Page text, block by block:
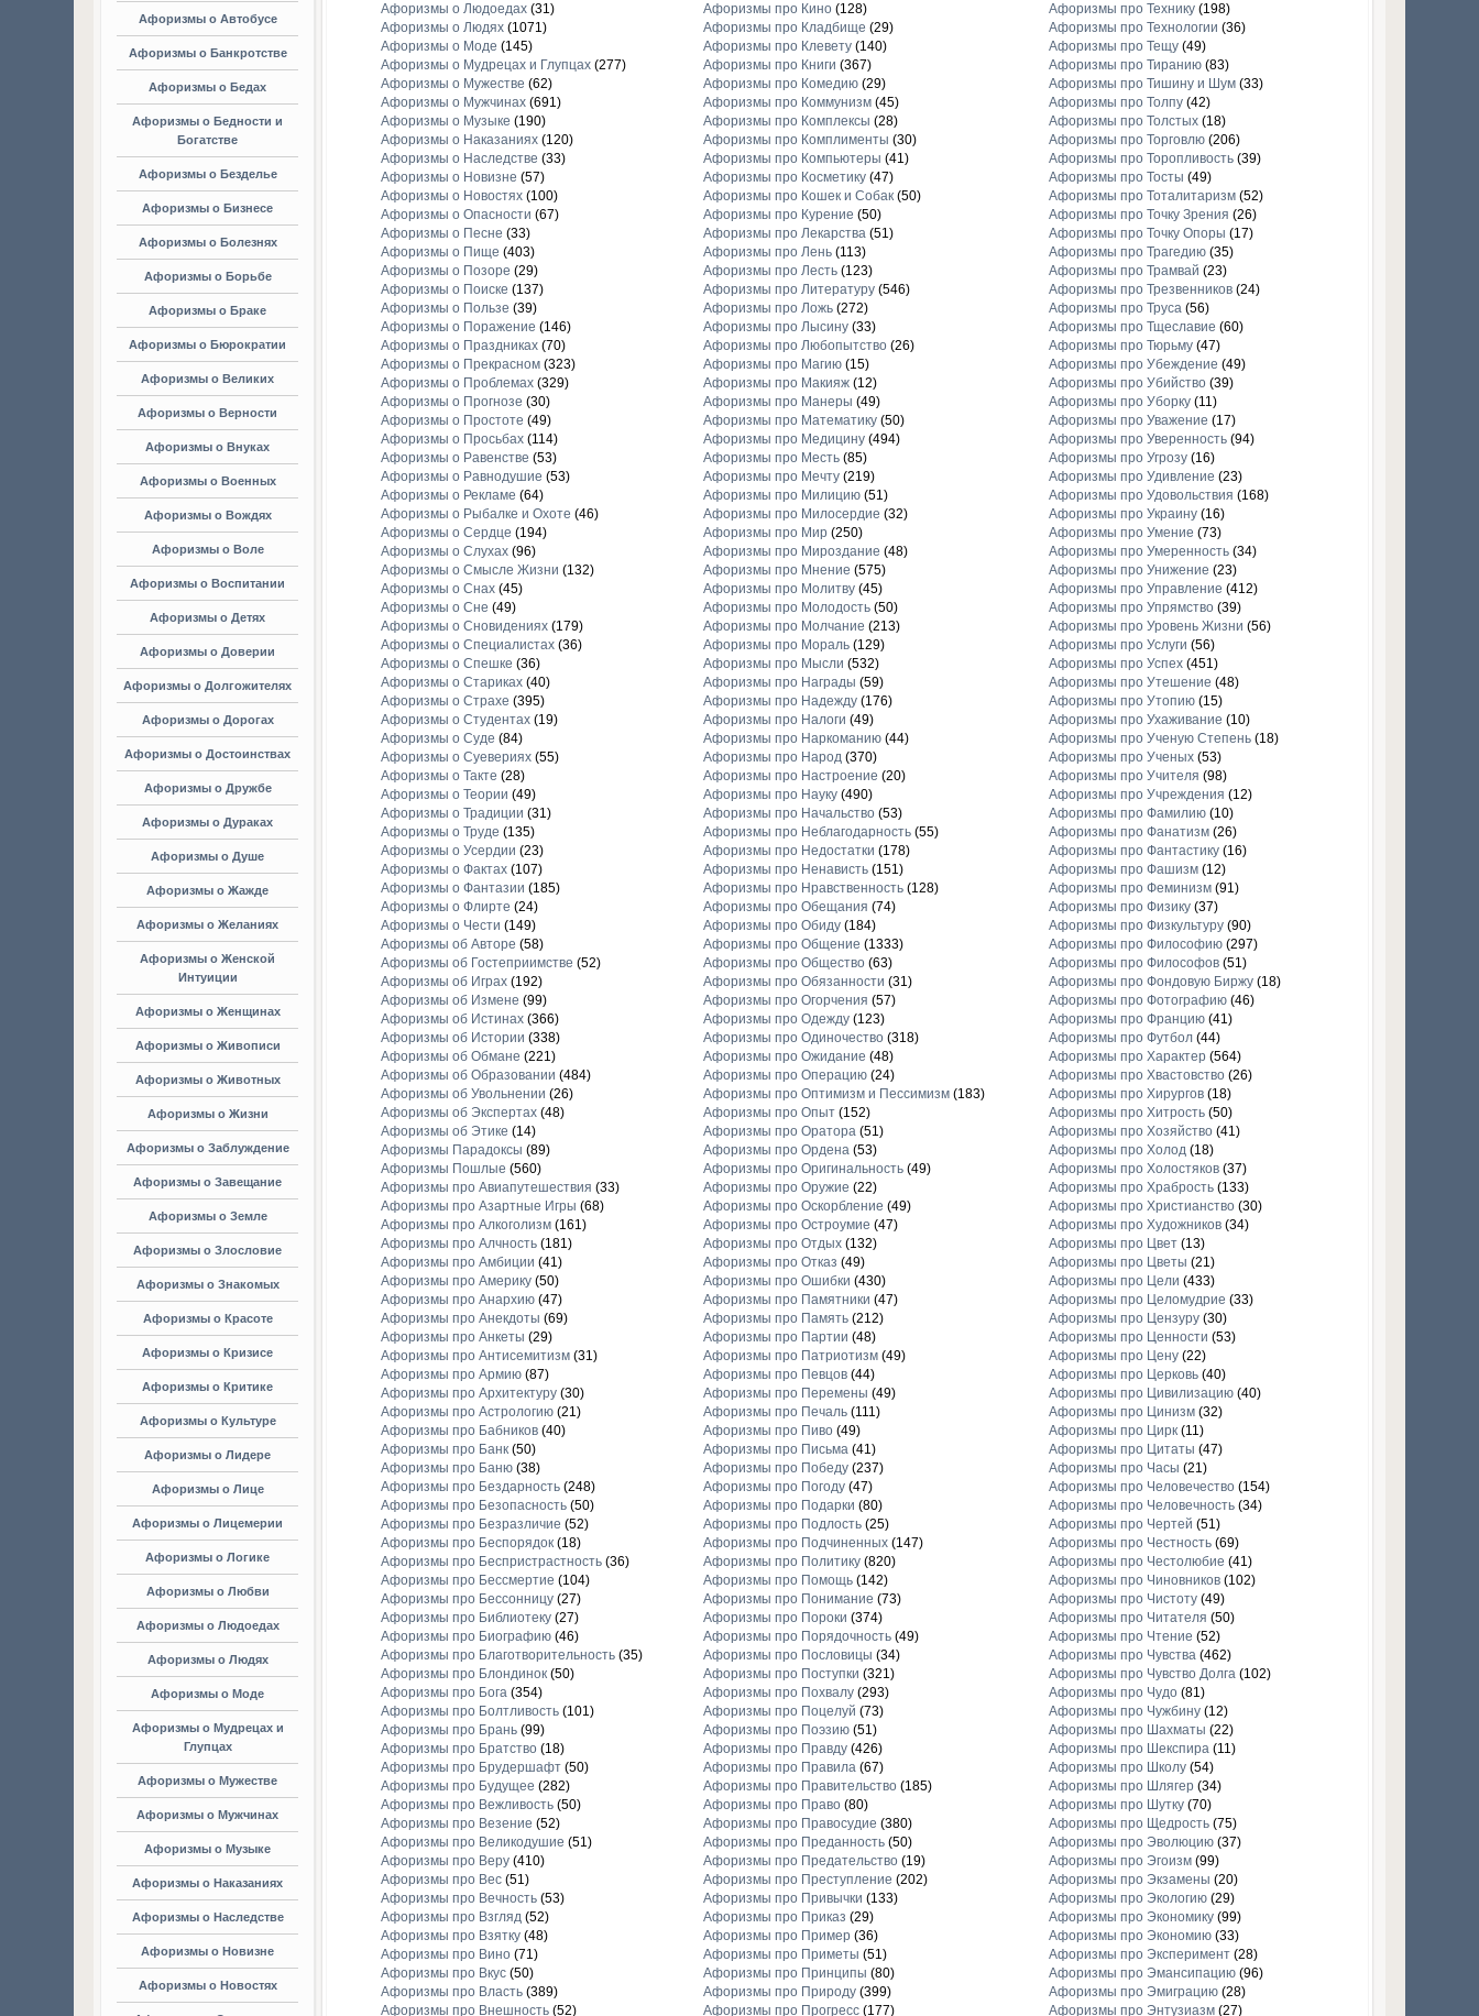
Афоризмы о Автобусе
Афоризмы о Банкротстве
Афоризмы о Бедах
Афоризмы о Бедности и
Богатстве
Афоризмы о Безделье
Афоризмы о Бизнесе
Афоризмы о Болезнях
Афоризмы о Борьбе
Афоризмы о Браке
Афоризмы о Бюрократии
Афоризмы о Великих
Афоризмы о Верности
Афоризмы о Внуках
Афоризмы о Военных
Афоризмы о Вождях
Афоризмы о Воле
Афоризмы о Воспитании
Афоризмы о Детях
Афоризмы о Доверии
Афоризмы о Долгожителях
Афоризмы о Дорогах
Афоризмы о Достоинствах
Афоризмы о Дружбе
Афоризмы о Дураках
Афоризмы о Душе
Афоризмы о Жажде
Афоризмы о Желаниях
Афоризмы о Женской
Интуиции
Афоризмы о Женщинах
Афоризмы о Живописи
Афоризмы о Животных
Афоризмы о Жизни
Афоризмы о Заблуждение
Афоризмы о Завещание
Афоризмы о Земле
Афоризмы о Злословие
Афоризмы о Знакомых
Афоризмы о Красоте
Афоризмы о Кризисе
Афоризмы о Критике
Афоризмы о Культуре
Афоризмы о Лидере
Афоризмы о Лице
Афоризмы о Лицемерии
Афоризмы о Логике
Афоризмы о Любви
Афоризмы о Людоедах
Афоризмы о Людях
Афоризмы о Моде
Афоризмы о Мудрецах и
Глупцах
Афоризмы о Мужестве
Афоризмы о Мужчинах
Афоризмы о Музыке
Афоризмы о Наказаниях
Афоризмы о Наследстве
Афоризмы о Новизне
Афоризмы о Новостях
Афоризмы о Людоедах(31)
Афоризмы о Людях(1071)
Афоризмы о Моде (145)
Афоризмы о Мудрецах и Глупцах(277)
Афоризмы о Мужестве (62)
Афоризмы о Мужчинах(691)
Афоризмы о Музыке (190)
Афоризмы о Наказаниях(120)
Афоризмы о Наследстве (33)
Афоризмы о Новизне (57)
Афоризмы о Новостях(100)
Афоризмы о Опасности (67)
Афоризмы о Песне (33)
Афоризмы о Пище (403)
Афоризмы о Позоре (29)
Афоризмы о Поиске (137)
Афоризмы о Пользе (39)
Афоризмы о Поражение (146)
Афоризмы о Праздниках(70)
Афоризмы о Прекрасном(323)
Афоризмы о Проблемах(329)
Афоризмы о Прогнозе (30)
Афоризмы о Простоте (49)
Афоризмы о Просьбах(114)
Афоризмы о Равенстве (53)
Афоризмы о Равнодушие (53)
Афоризмы о Рекламе (64)
Афоризмы о Рыбалке и Охоте (46)
Афоризмы о Сердце (194)
Афоризмы о Слухах(96)
Афоризмы о Смысле Жизни (132)
Афоризмы о Снах(45)
Афоризмы о Сне (49)
Афоризмы о Сновидениях(179)
Афоризмы о Специалистах(36)
Афоризмы о Спешке (36)
Афоризмы о Стариках(40)
Афоризмы о Страхе (395)
Афоризмы о Студентах(19)
Афоризмы о Суде (84)
Афоризмы о Суевериях(55)
Афоризмы о Такте (28)
Афоризмы о Теории (49)
Афоризмы о Традиции (31)
Афоризмы о Труде (135)
Афоризмы о Усердии (23)
Афоризмы о Фактах(107)
Афоризмы о Фантазии (185)
Афоризмы о Флирте (24)
Афоризмы о Чести (149)
Афоризмы об Авторе (58)
Афоризмы об Гостеприимстве (52)
Афоризмы об Играх(192)
Афоризмы об Измене (99)
Афоризмы об Истинах(366)
Афоризмы об Истории (338)
Афоризмы об Обмане (221)
Афоризмы об Образовании (484)
Афоризмы об Увольнении (26)
Афоризмы об Экспертах(48)
Афоризмы об Этике (14)
Афоризмы Парадоксы (89)
Афоризмы Пошлые (560)
Афоризмы про Авиапутешествия (33)
Афоризмы про Азартные Игры (68)
Афоризмы про Алкоголизм(161)
Афоризмы про Алчность(181)
Афоризмы про Амбиции (41)
Афоризмы про Америку(50)
Афоризмы про Анархию(47)
Афоризмы про Анекдоты (69)
Афоризмы про Анкеты (29)
Афоризмы про Антисемитизм(31)
Афоризмы про Армию(87)
Афоризмы про Архитектуру(30)
Афоризмы про Астрологию(21)
Афоризмы про Бабников(40)
Афоризмы про Банк(50)
Афоризмы про Баню(38)
Афоризмы про Бездарность(248)
Афоризмы про Безопасность(50)
Афоризмы про Безразличие (52)
Афоризмы про Беспорядок(18)
Афоризмы про Беспристрастность(36)
Афоризмы про Бессмертие (104)
Афоризмы про Бессонницу(27)
Афоризмы про Библиотеку(27)
Афоризмы про Биографию(46)
Афоризмы про Благотворительность(35)
Афоризмы про Блондинок(50)
Афоризмы про Бога(354)
Афоризмы про Болтливость(101)
Афоризмы про Брань(99)
Афоризмы про Братство(18)
Афоризмы про Брудершафт(50)
Афоризмы про Будущее (282)
Афоризмы про Вежливость(50)
Афоризмы про Везение (52)
Афоризмы про Великодушие (51)
Афоризмы про Веру(410)
Афоризмы про Вес(51)
Афоризмы про Вечность(53)
Афоризмы про Взгляд(52)
Афоризмы про Взятку(48)
Афоризмы про Вино(71)
Афоризмы про Вкус(50)
Афоризмы про Власть(389)
Афоризмы про Внешность(52)
Афоризмы про Кино(128)
Афоризмы про Кладбище (29)
Афоризмы про Клевету(140)
Афоризмы про Книги (367)
Афоризмы про Комедию(29)
Афоризмы про Коммунизм(45)
Афоризмы про Комплексы (28)
Афоризмы про Комплименты (30)
Афоризмы про Компьютеры (41)
Афоризмы про Косметику(47)
Афоризмы про Кошек и Собак(50)
Афоризмы про Курение (50)
Афоризмы про Лекарства(51)
Афоризмы про Лень(113)
Афоризмы про Лесть(123)
Афоризмы про Литературу(546)
Афоризмы про Ложь(272)
Афоризмы про Лысину(33)
Афоризмы про Любопытство(26)
Афоризмы про Магию(15)
Афоризмы про Макияж(12)
Афоризмы про Манеры (49)
Афоризмы про Математику(50)
Афоризмы про Медицину(494)
Афоризмы про Месть(85)
Афоризмы про Мечту(219)
Афоризмы про Милицию(51)
Афоризмы про Милосердие (32)
Афоризмы про Мир(250)
Афоризмы про Мироздание (48)
Афоризмы про Мнение (575)
Афоризмы про Молитву(45)
Афоризмы про Молодость(50)
Афоризмы про Молчание (213)
Афоризмы про Мораль(129)
Афоризмы про Мысли (532)
Афоризмы про Награды (59)
Афоризмы про Надежду(176)
Афоризмы про Налоги (49)
Афоризмы про Наркоманию(44)
Афоризмы про Народ(370)
Афоризмы про Настроение (20)
Афоризмы про Науку(490)
Афоризмы про Начальство(53)
Афоризмы про Неблагодарность(55)
Афоризмы про Недостатки (178)
Афоризмы про Ненависть(151)
Афоризмы про Нравственность(128)
Афоризмы про Обещания (74)
Афоризмы про Обиду(184)
Афоризмы про Общение (1333)
Афоризмы про Общество(63)
Афоризмы про Обязанности (31)
Афоризмы про Огорчения (57)
Афоризмы про Одежду(123)
Афоризмы про Одиночество(318)
Афоризмы про Ожидание (48)
Афоризмы про Операцию(24)
Афоризмы про Оптимизм и Пессимизм(183)
Афоризмы про Опыт(152)
Афоризмы про Оратора(51)
Афоризмы про Ордена(53)
Афоризмы про Оригинальность(49)
Афоризмы про Оружие (22)
Афоризмы про Оскорбление (49)
Афоризмы про Остроумие (47)
Афоризмы про Отдых(132)
Афоризмы про Отказ (49)
Афоризмы про Ошибки (430)
Афоризмы про Памятники (47)
Афоризмы про Память(212)
Афоризмы про Партии (48)
Афоризмы про Патриотизм(49)
Афоризмы про Певцов(44)
Афоризмы про Перемены (49)
Афоризмы про Печаль(111)
Афоризмы про Пиво(49)
Афоризмы про Письма(41)
Афоризмы про Победу(237)
Афоризмы про Погоду(47)
Афоризмы про Подарки (80)
Афоризмы про Подлость(25)
Афоризмы про Подчиненных(147)
Афоризмы про Политику(820)
Афоризмы про Помощь(142)
Афоризмы про Понимание (73)
Афоризмы про Пороки (374)
Афоризмы про Порядочность(49)
Афоризмы про Пословицы (34)
Афоризмы про Поступки (321)
Афоризмы про Похвалу(293)
Афоризмы про Поцелуй (73)
Афоризмы про Поэзию(51)
Афоризмы про Правду(426)
Афоризмы про Правила(67)
Афоризмы про Правительство(185)
Афоризмы про Право(80)
Афоризмы про Правосудие (380)
Афоризмы про Преданность(50)
Афоризмы про Предательство(19)
Афоризмы про Преступление (202)
Афоризмы про Привычки (133)
Афоризмы про Приказ (29)
Афоризмы про Пример(36)
Афоризмы про Приметы (51)
Афоризмы про Принципы (80)
Афоризмы про Природу(399)
Афоризмы про Прогресс(177)
Афоризмы про Технику(198)
Афоризмы про Технологии (36)
Афоризмы про Тещу(49)
Афоризмы про Тиранию(83)
Афоризмы про Тишину и Шум(33)
Афоризмы про Толпу(42)
Афоризмы про Толстых(18)
Афоризмы про Торговлю(206)
Афоризмы про Торопливость(39)
Афоризмы про Тосты (49)
Афоризмы про Тоталитаризм(52)
Афоризмы про Точку Зрения (26)
Афоризмы про Точку Опоры (17)
Афоризмы про Трагедию(35)
Афоризмы про Трамвай (23)
Афоризмы про Трезвенников(24)
Афоризмы про Труса(56)
Афоризмы про Тщеславие (60)
Афоризмы про Тюрьму(47)
Афоризмы про Убеждение (49)
Афоризмы про Убийство(39)
Афоризмы про Уборку(11)
Афоризмы про Уважение (17)
Афоризмы про Уверенность(94)
Афоризмы про Угрозу(16)
Афоризмы про Удивление (23)
Афоризмы про Удовольствия (168)
Афоризмы про Украину(16)
Афоризмы про Умение (73)
Афоризмы про Умеренность(34)
Афоризмы про Унижение (23)
Афоризмы про Управление (412)
Афоризмы про Упрямство(39)
Афоризмы про Уровень Жизни (56)
Афоризмы про Услуги (56)
Афоризмы про Успех(451)
Афоризмы про Утешение (48)
Афоризмы про Утопию(15)
Афоризмы про Ухаживание (10)
Афоризмы про Ученую Степень(18)
Афоризмы про Ученых(53)
Афоризмы про Учителя (98)
Афоризмы про Учреждения (12)
Афоризмы про Фамилию(10)
Афоризмы про Фанатизм(26)
Афоризмы про Фантастику(16)
Афоризмы про Фашизм(12)
Афоризмы про Феминизм(91)
Афоризмы про Физику(37)
Афоризмы про Физкультуру(90)
Афоризмы про Философию(297)
Афоризмы про Философов(51)
Афоризмы про Фондовую Биржу(18)
Афоризмы про Фотографию(46)
Афоризмы про Францию(41)
Афоризмы про Футбол(44)
Афоризмы про Характер(564)
Афоризмы про Хвастовство(26)
Афоризмы про Хирургов(18)
Афоризмы про Хитрость(50)
Афоризмы про Хозяйство(41)
Афоризмы про Холод(18)
Афоризмы про Холостяков(37)
Афоризмы про Храбрость(133)
Афоризмы про Христианство(30)
Афоризмы про Художников(34)
Афоризмы про Цвет(13)
Афоризмы про Цветы (21)
Афоризмы про Цели (433)
Афоризмы про Целомудрие (33)
Афоризмы про Цензуру(30)
Афоризмы про Ценности (53)
Афоризмы про Цену(22)
Афоризмы про Церковь(40)
Афоризмы про Цивилизацию(40)
Афоризмы про Цинизм(32)
Афоризмы про Цирк(11)
Афоризмы про Цитаты (47)
Афоризмы про Часы (21)
Афоризмы про Человечество(154)
Афоризмы про Человечность(34)
Афоризмы про Чертей (51)
Афоризмы про Честность(69)
Афоризмы про Честолюбие (41)
Афоризмы про Чиновников(102)
Афоризмы про Чистоту(49)
Афоризмы про Читателя (50)
Афоризмы про Чтение (52)
Афоризмы про Чувства(462)
Афоризмы про Чувство Долга(102)
Афоризмы про Чудо(81)
Афоризмы про Чужбину(12)
Афоризмы про Шахматы (22)
Афоризмы про Шекспира(11)
Афоризмы про Школу(54)
Афоризмы про Шлягер(34)
Афоризмы про Шутку(70)
Афоризмы про Щедрость(75)
Афоризмы про Эволюцию(37)
Афоризмы про Эгоизм(99)
Афоризмы про Экзамены (20)
Афоризмы про Экологию(29)
Афоризмы про Экономику(99)
Афоризмы про Экономию(33)
Афоризмы про Эксперимент(28)
Афоризмы про Эмансипацию(96)
Афоризмы про Эмиграцию(28)
Афоризмы про Энтузиазм(27)